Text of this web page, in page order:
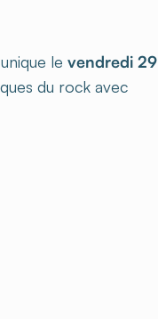
le vendredi 29
du rock avec